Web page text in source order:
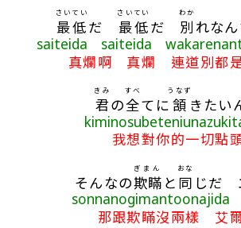
最低
さいてい
だ 最低
さいてい
だ 別
わか
れな
saiteida saiteida
真爛啊 真爛 連道別都
君
きみ
の全
すべ
てに 頷
うなず
きたい
我想對你的一切點
そんなの欺瞞
ぎまん
と 同
おな
じだ
sonnanogimantoonajida
那跟欺瞞沒兩樣 艾